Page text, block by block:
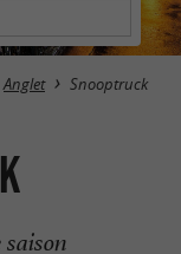
Anglet Snooptruck